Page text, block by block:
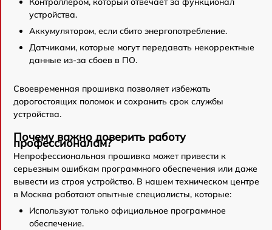
устройства.
Аккумулятором, если сбито энергопотребление.
Датчиками, которые могут передавать некорректные
данные из-за сбоев в ПО.
Своевременная прошивка позволяет избежать
дорогостоящих поломок и сохранить срок службы
устройства.
Почему важно доверить работу
профессионалам?
Непрофессиональная прошивка может привести к
серьезным ошибкам программного обеспечения или даже
вывести из строя устройство. В нашем техническом центре
в Москва работают опытные специалисты, которые:
Используют только официальное программное
обеспечение.